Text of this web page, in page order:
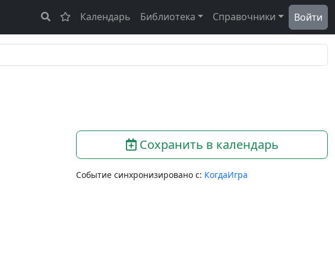
Календарь Библиотека Справочники Войти
Сохранить в календарь
Событие синхронизировано с: КогдаИгра